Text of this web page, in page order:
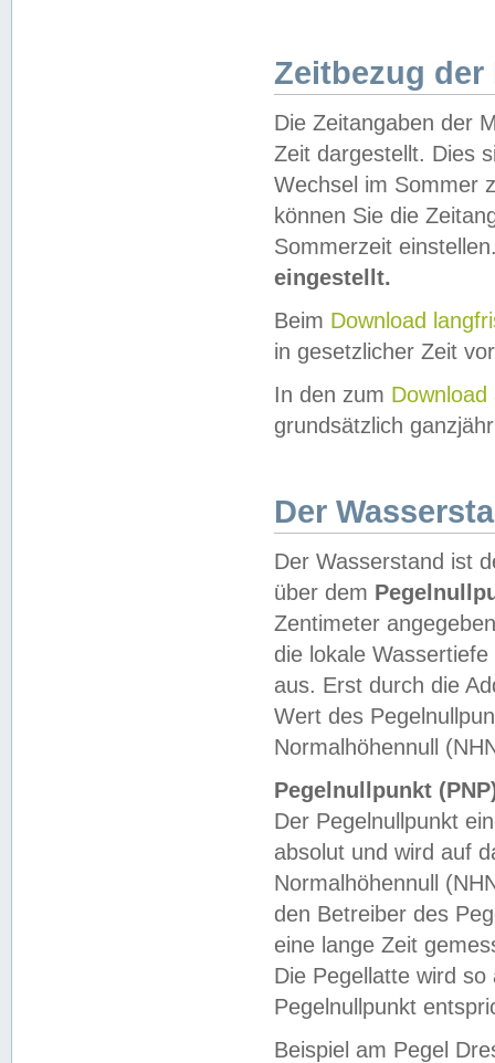
Zeitbezug der
Die Zeitangaben der
Zeit dargestellt. Dies
Wechsel im Sommer
können Sie die
Sommerzeit
eingestellt.
Beim Download
in gesetzlicher Zeit
In den zum Download
grundsätzlich
Der
Der Wasserstand ist
über dem
Zentimeter
die lokale
aus. Erst durch die
Wert des
Normalhöhennull
Pegelnullpunkt
Der Pegelnullpunkt
absolut und wird auf
Normalhöhennull
den Betreiber des
eine lange Zeit
Die Pegellatte wird
Pegelnullpunkt
Beispiel am Pegel